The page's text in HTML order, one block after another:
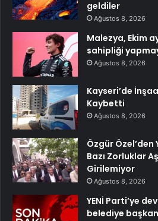
geldiler
Ağustos 8, 2026
Malezya, Ekim
sahipliği
Ağustos 8, 2026
Kayseri’de
Kaybetti
Ağustos 8, 2026
Özgür Özel’den
Bazı Zorluklar
Girilemiyor
Ağustos 8, 2026
YENİ Parti’ye
belediye